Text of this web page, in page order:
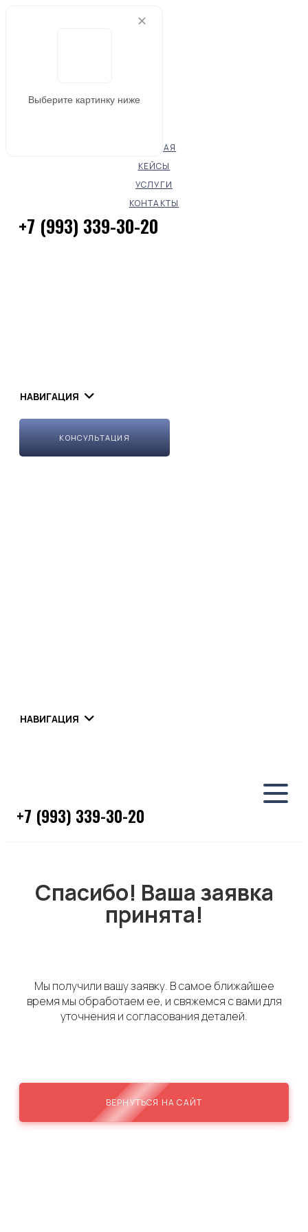
✕
Выберите картинку ниже
ГЛАВНАЯ
КЕЙСЫ
УСЛУГИ
КОНТАКТЫ
+7 (993) 339-30-20
НАВИГАЦИЯ
КОНСУЛЬТАЦИЯ
НАВИГАЦИЯ
+7 (993) 339-30-20
Спасибо! Ваша заявка
принята!
Мы получили вашу заявку. В самое ближайшее
время мы обработаем ее, и свяжемся с вами для
уточнения и согласования деталей.
ВЕРНУТЬСЯ НА САЙТ